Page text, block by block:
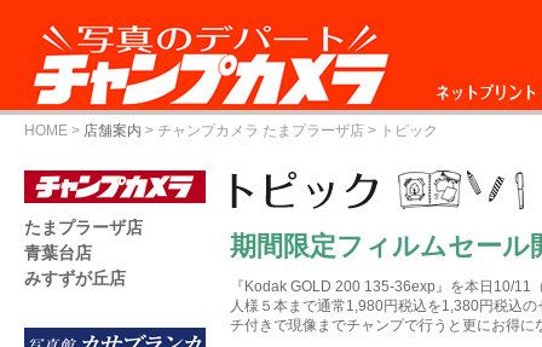
ネットプリント
HOME > 店舗案内 > チャンプカメラ たまプラーザ店 > トピック
期間限定フィルムセール
『Kodak GOLD 200 135-36exp』を本日10/11
人様５本まで通常1,980円税込を1,380円税込
チ付きで現像までチャンプで行うと更にお得に
たまプラーザ店
青葉台店
みすずが丘店